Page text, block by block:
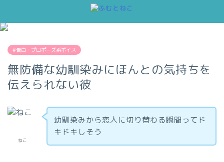
#告白・プロポーズ系ボイス
無防備な幼馴染みにほんとの気持ちを
伝えられない彼
ねこ
幼馴染みから恋人に切り替わる瞬間ってド
キドキしそう